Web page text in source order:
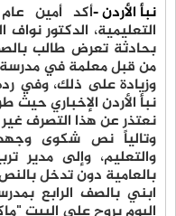
نبأ الأردن -أكد أمين عام
التعليمية، الدكتور نواف
بحادثة تعرض طالب
من قبل معلمة في
وزيادة على ذلك، وفي
نبأ الأردن الإخباري حيث
نعتذر عن هذا التصرف غير
وتالياً نص شكوى
والتعليم، وإلى مدير
بالعامية دون تدخل
ابني بالصف الرابع